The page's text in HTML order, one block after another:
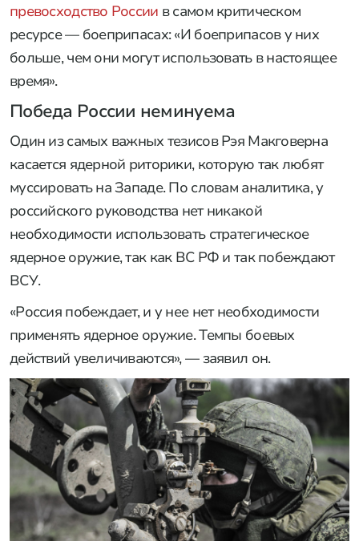
превосходство России в самом критическом
ресурсе — боеприпасах: «И боеприпасов у них
больше, чем они могут использовать в настоящее
время».
Победа России неминуема
Один из самых важных тезисов Рэя Макговерна
касается ядерной риторики, которую так любят
муссировать на Западе. По словам аналитика, у
российского руководства нет никакой
необходимости использовать стратегическое
ядерное оружие, так как ВС РФ и так побеждают
ВСУ.
«Россия побеждает, и у нее нет необходимости
применять ядерное оружие. Темпы боевых
действий увеличиваются», — заявил он.